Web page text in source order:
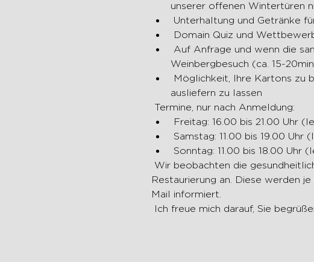
unserer offenen Wintertüren
Unterhaltung und Getränke
Domain Quiz und
Weinbergbesuch (ca. 15-
ausliefern zu lassen
Termine, nur nach Anmeldung:
Freitag: 16.00 bis 21.00 Uhr
Samstag: 11.00 bis 19.00
Sonntag: 11.00 bis 18.00 Uhr
Restaurierung an. Diese werden
Mail informiert.
Ich freue mich darauf, Sie